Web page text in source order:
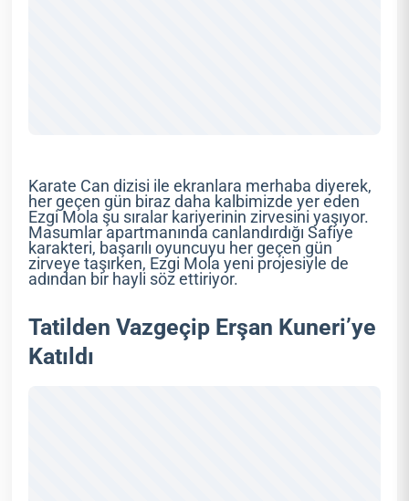
Karate Can dizisi ile ekranlara merhaba diyerek,
her geçen gün biraz daha kalbimizde yer eden
Ezgi Mola şu sıralar kariyerinin zirvesini yaşıyor.
Masumlar apartmanında canlandırdığı Safiye
karakteri, başarılı oyuncuyu her geçen gün
zirveye taşırken, Ezgi Mola yeni projesiyle de
adından bir hayli söz ettiriyor.
Tatilden Vazgeçip Erşan Kuneri’ye
Katıldı